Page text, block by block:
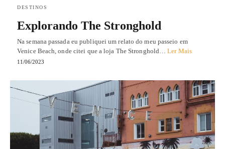
DESTINOS
Explorando The Stronghold
Na semana passada eu publiquei um relato do meu passeio em
Venice Beach, onde citei que a loja The Stronghold…Ler Mais
11/06/2023